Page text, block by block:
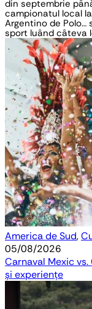
din septembrie
campionatul local
Argentino de
sport luând câteva
America de Sud,
05/08/2026
Carnaval Mexic
și experiențe